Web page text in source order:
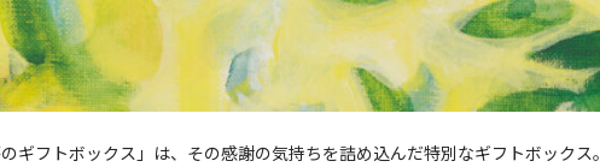
ギフトボックス」は、その感謝の気持ちを詰め込んだ特別なギフトボックス。